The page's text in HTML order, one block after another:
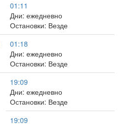
01:11
Дни: ежедневно
Остановки: Везде
01:18
Дни: ежедневно
Остановки: Везде
19:09
Дни: ежедневно
Остановки: Везде
19:09